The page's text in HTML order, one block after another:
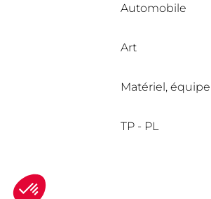
Automobile
Art
Matériel,
TP - PL